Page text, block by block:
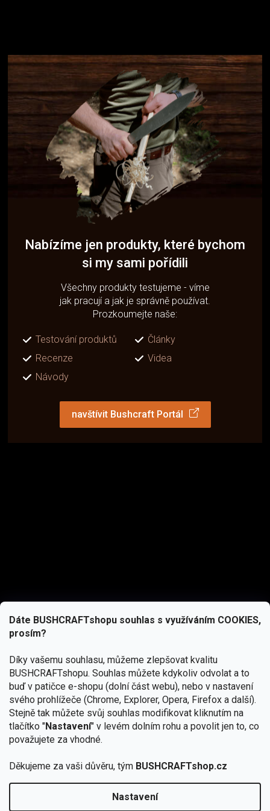
Dáte BUSHCRAFTshopu souhlas s využíváním COOKIES,
prosím?
Díky vašemu souhlasu, můžeme zlepšovat kvalitu
BUSHCRAFTshopu. Souhlas můžete kdykoliv odvolat a to
buď v patičce e-shopu (dolní část webu), nebo v nastavení
svého prohlížeče (Chrome, Explorer, Opera, Firefox a další).
Stejně tak můžete svůj souhlas modifikovat kliknutím na
tlačítko "Nastavení" v levém dolním rohu a povolit jen to, co
považujete za vhodné.
Děkujeme za vaši důvěru, tým BUSHCRAFTshop.cz
Nastavení
Nabízíme jen produkty, které bychom
si my sami pořídili
Všechny produkty testujeme - víme
jak pracují a jak je správně používat.
Prozkoumejte naše:
Testování produktů
Články
Recenze
Videa
Návody
navštívit Bushcraft Portál
podmínkami ochrany osobních údajů